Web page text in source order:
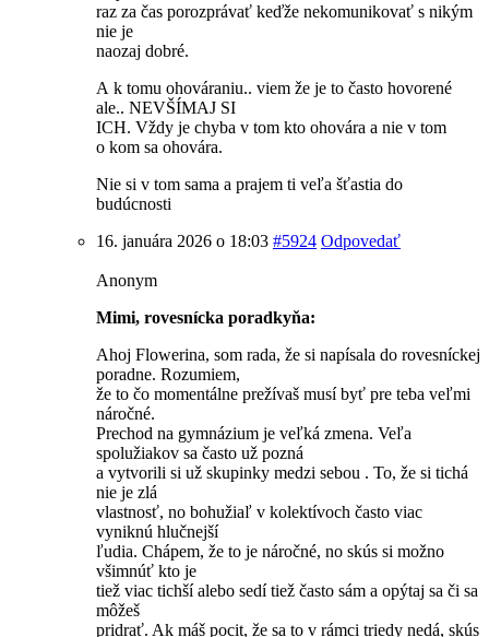
raz za čas porozprávať keďže nekomunikovať s nikým
nie je
naozaj dobré.
A k tomu ohováraniu.. viem že je to často hovorené
ale.. NEVŠÍMAJ SI
ICH. Vždy je chyba v tom kto ohovára a nie v tom
o kom sa ohovára.
Nie si v tom sama a prajem ti veľa šťastia do
budúcnosti
16. januára 2026 o 18:03 #5924 Odpovedať
Anonym
Mimi, rovesnícka poradkyňa:
Ahoj Flowerina, som rada, že si napísala do rovesníckej
poradne. Rozumiem,
že to čo momentálne prežívaš musí byť pre teba veľmi
náročné.
Prechod na gymnázium je veľká zmena. Veľa
spolužiakov sa často už pozná
a vytvorili si už skupinky medzi sebou . To, že si tichá
nie je zlá
vlastnosť, no bohužiaľ v kolektívoch často viac
vyniknú hlučnejší
ľudia. Chápem, že to je náročné, no skús si možno
všimnúť kto je
tiež viac tichší alebo sedí tiež často sám a opýtaj sa či sa
môžeš
pridrať. Ak máš pocit, že sa to v rámci triedy nedá, skús